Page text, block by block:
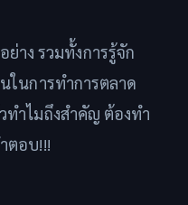
าง รวมทั้งการรู้จัก
ในการทำการตลาด
ำไมถึงสำคัญ ต้องทำ
ตอบ!!!